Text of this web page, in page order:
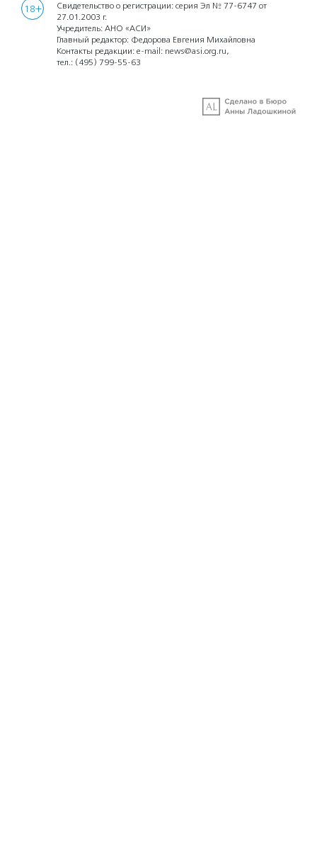
18+
Свидетельство о регистрации: серия Эл № 77-6747 от
27.01.2003 г.
Учредитель: АНО «АСИ»
Главный редактор: Федорова Евгения Михайловна
Контакты редакции: e-mail: news@asi.org.ru,
тел.: (495) 799-55-63